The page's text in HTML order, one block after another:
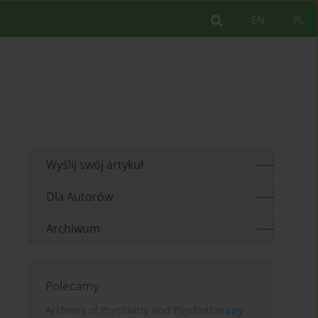
PL
EN
Wyślij swój artykuł
Dla Autorów
Archiwum
Polecamy
Archives of Psychiatry and Psychotherapy